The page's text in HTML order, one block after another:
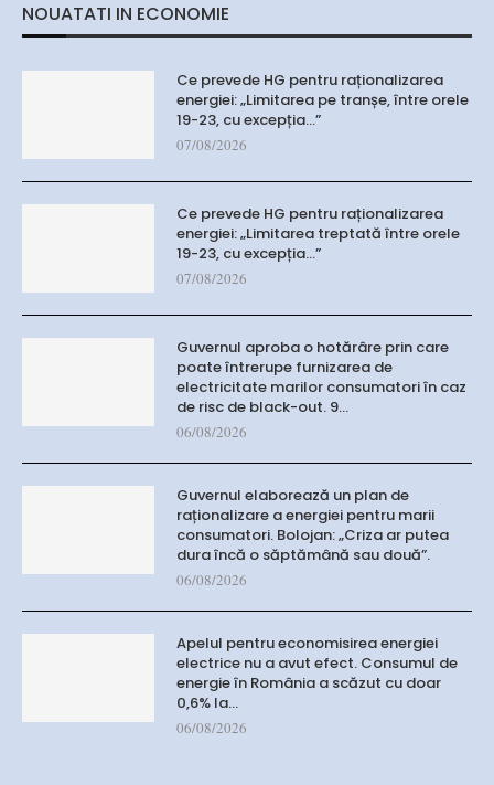
NOUATATI IN ECONOMIE
Ce prevede HG pentru raționalizarea
energiei: „Limitarea pe tranșe, între orele
19-23, cu excepția…”
07/08/2026
Ce prevede HG pentru raționalizarea
energiei: „Limitarea treptată între orele
19-23, cu excepția…”
07/08/2026
Guvernul aproba o hotărâre prin care
poate întrerupe furnizarea de
electricitate marilor consumatori în caz
de risc de black-out. 9…
06/08/2026
Guvernul elaborează un plan de
raționalizare a energiei pentru marii
consumatori. Bolojan: „Criza ar putea
dura încă o săptămână sau două”.
06/08/2026
Apelul pentru economisirea energiei
electrice nu a avut efect. Consumul de
energie în România a scăzut cu doar
0,6% la…
06/08/2026